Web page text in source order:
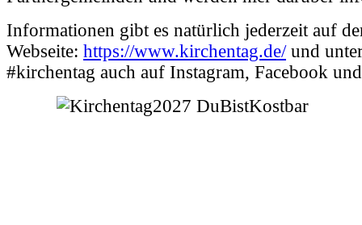
Informationen gibt es natürlich jederzeit auf
Webseite: https://www.kirchentag.de/und
#kirchentag auch auf Instagram, Facebook